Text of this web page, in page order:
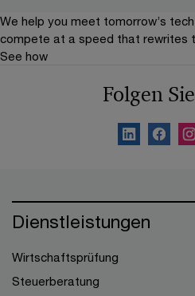
We help you meet tomorrow’s
compete at a speed that rewrites
See how
Folgen
Dienstleistungen
Wirtschaftsprüfung
Steuerberatung